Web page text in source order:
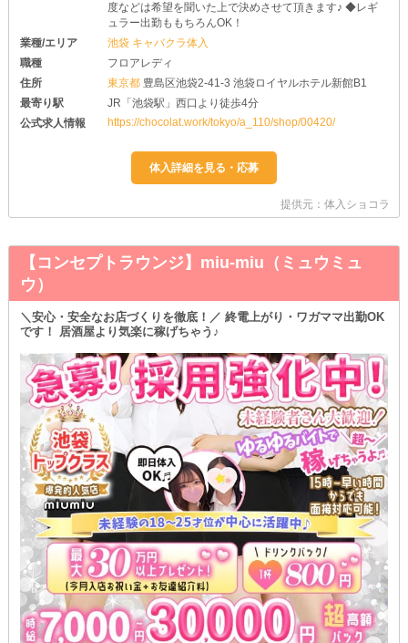
度などは希望を聞いた上で決めさせて頂きます♪ ◆レギ
ュラー出勤ももちろんOK！
業種/エリア
池袋 キャバクラ体入
職種
フロアレディ
住所
東京都 豊島区池袋2-41-3 池袋ロイヤルホテル新館B1
最寄り駅
JR「池袋駅」西口より徒歩4分
公式求人情報
https://chocolat.work/tokyo/a_110/shop/00420/
提供元：体入ショコラ
【コンセプトラウンジ】miu-miu（ミュウミュ
ウ）
＼安心・安全なお店づくりを徹底！／ 終電上がり・ワガママ出勤OK
です！ 居酒屋より気楽に稼げちゃう♪